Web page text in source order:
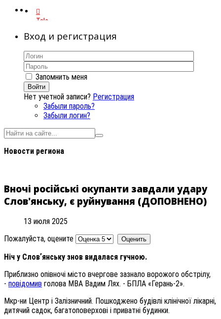
Telegram
Вход и регистрация
Запомнить меня
Войти
Нет учетной записи? Регистрация
Забыли пароль?
Забыли логин?
Новости региона
Вночі російські окупанти завдали удару
Слов'янську, є руйнування (ДОПОВНЕНО)
13 июля 2025
Пожалуйста, оцените
Ніч у Словʼянську знов видалася гучною.
Приблизно опівночі місто вчергове зазнало ворожого обстрілу,
- повідомив голова МВА Вадим Лях. - БПЛА «Герань-2».
Мкр-ни Центр і Залізничний. Пошкоджено будівлі клінічної лікарні,
дитячий садок, багатоповерхові і приватні будинки.